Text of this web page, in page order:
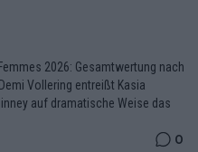
2026: Gesamtwertung nach
Vollering entreißt Kasia
auf dramatische Weise das
0